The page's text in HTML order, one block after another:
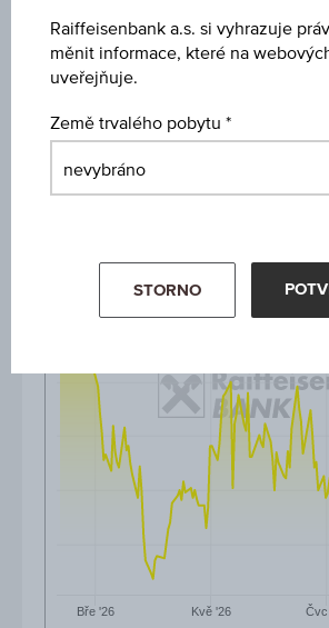
3M
6M
Bře '26 Kvě '26
Raiffeisenbank a.s. si vyhrazuje
měnit informace, které na
uveřejňuje.
Země trvalého pobytu
STORNO